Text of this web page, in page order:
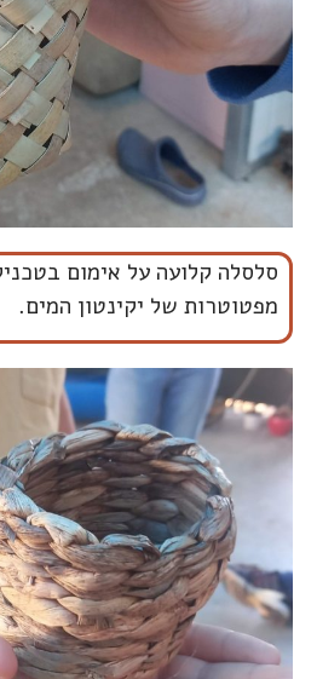
סלסלה קלועה על אימום
מפטוטרות של יקינטון המים.